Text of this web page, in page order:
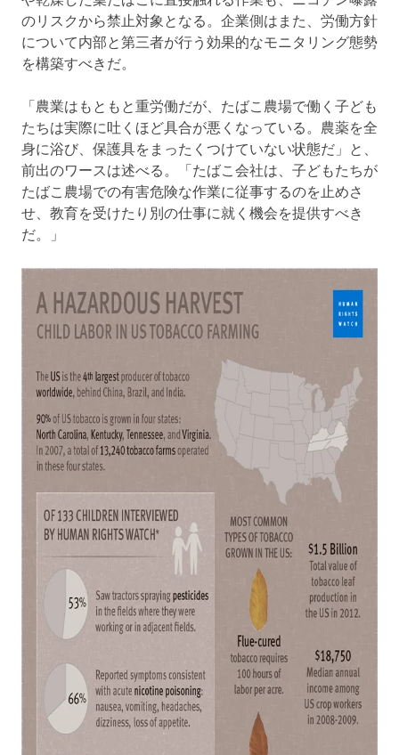
のリスクから禁止対象となる。企業側はまた、労働方針
について内部と第三者が行う効果的なモニタリング態勢
を構築すべきだ。
「農業はもともと重労働だが、たばこ農場で働く子ども
たちは実際に吐くほど具合が悪くなっている。農薬を全
身に浴び、保護具をまったくつけていない状態だ」と、
前出のワースは述べる。「たばこ会社は、子どもたちが
たばこ農場での有害危険な作業に従事するのを止めさ
せ、教育を受けたり別の仕事に就く機会を提供すべき
だ。」